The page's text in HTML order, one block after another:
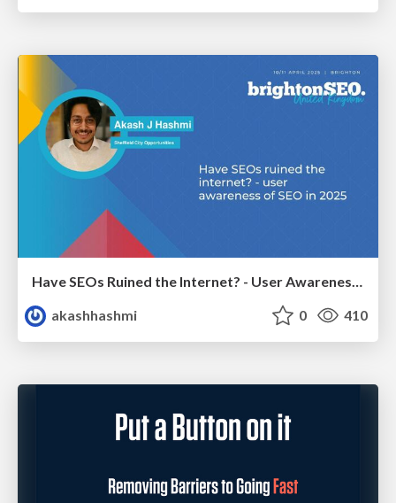
Have SEOs Ruined the Internet? - User Awareness of SEO in 2025
akashhashmi
0 410